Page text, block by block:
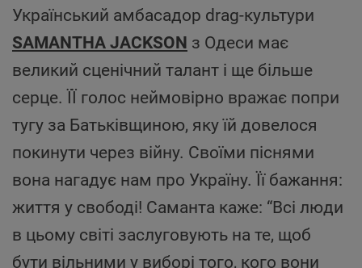
Український амбасадор drag-культури
SAMANTHA JACKSON з Одеси має
великий сценічний талант і ще більше
серце. ЇЇ голос неймовірно вражає попри
тугу за Батьківщиною, яку їй довелося
покинути через війну. Своїми піснями
вона нагадує нам про Україну. Її бажання:
життя у свободі! Саманта каже: “Всі люди
в цьому світі заслуговують на те, щоб
бути вільними у виборі того, кого вони